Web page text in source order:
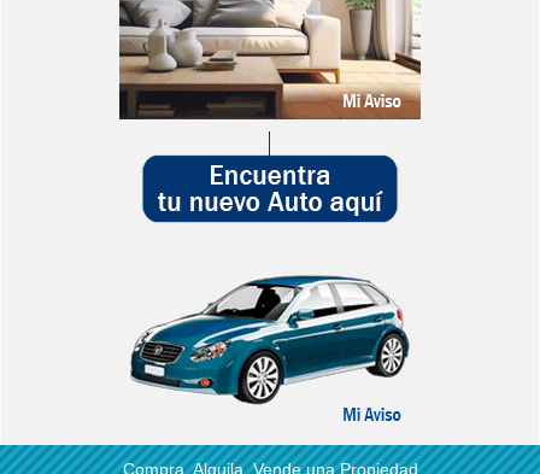
Compra, Alquila, Vende una Propiedad